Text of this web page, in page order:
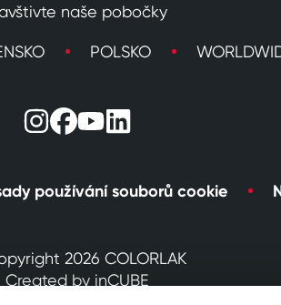
naše pobočky
POLSKO
používání souborů cookie
2026 COLORLAK
Created by inCUBE